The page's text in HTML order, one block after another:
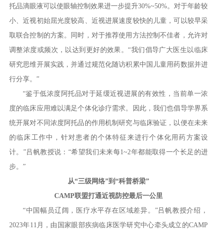
托品滴眼液可以使眼轴控制效果进一步提升30%~50%。对于年龄较
小、近视初始屈光度较高、近视进展速度较快的儿童，可以较早采
取联合控制的方案。同时，对于推荐使用方法控制不佳者，允许对
调整浓度或频次，以达到更好的效果。“我们倡导广大医生以临床
研究思维开展实践，并通过规范化随访积累中国儿童用药数据并进
行分享。”
“鉴于低浓度阿托品对于延缓近视进展的有效性，当前单一浓
度的临床应用难以满足个体化诊疗需求。因此，我们也倡导学界系
统开展对不同浓度阿托品的作用机制研究与临床验证，以便在未来
的临床工作中，针对患者的个体特征来进行个体化用药方案设
计。”吕帆教授说：“希望我们未来每1~2年都能取得一个长足的进
步。”
从“三级网络”到“科普桥梁”
CAMP联盟打通近视防控最后一公里
“中国幅员辽阔，医疗水平存在区域差异。”吕帆教授介绍，
2023年11月，由国家眼部疾病临床医学研究中心牵头成立的CAMP